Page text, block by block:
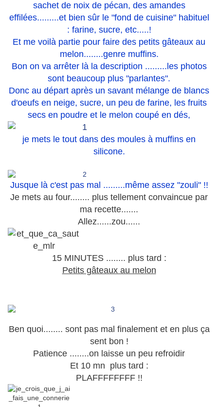
sachet de noix de pécan, des amandes
effilées.........et bien sûr le "fond de cuisine" habituel
: farine, sucre, etc.....!
Et me voilà partie pour faire des petits gâteaux au
melon........genre muffins.
Bon on va arrêter là la description .........les photos
sont beaucoup plus "parlantes".
Donc au départ après un savant mélange de blancs
d'oeufs en neige, sucre, un peu de farine, les fruits
secs en poudre et le melon coupé en dés,
je mets le tout dans des moules à muffins en
silicone.
Jusque là c'est pas mal .........même assez "zouli" !!
Je mets au four........ plus tellement convaincue par
ma recette.......
Allez......zou......
15 MINUTES ........ plus tard :
Petits gâteaux au melon
Ben quoi........ sont pas mal finalement et en plus ça
sent bon !
Patience ........on laisse un peu refroidir
Et 10 mn plus tard :
PLAFFFFFFFF !!